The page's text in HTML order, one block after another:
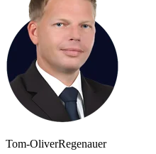
Tom-OliverRegenauer